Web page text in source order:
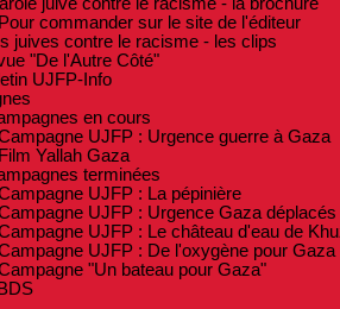
Pour commander sur le site de l'éditeur
juives contre le racisme - les clips
"De l'Autre Côté"
UJFP-Info
en cours
UJFP : Urgence guerre à Gaza
Film Yallah Gaza
terminées
UJFP : La pépinière
UJFP : Urgence Gaza déplacés
UJFP : Le château d'eau de
UJFP : De l'oxygène pour Gaza
"Un bateau pour Gaza"